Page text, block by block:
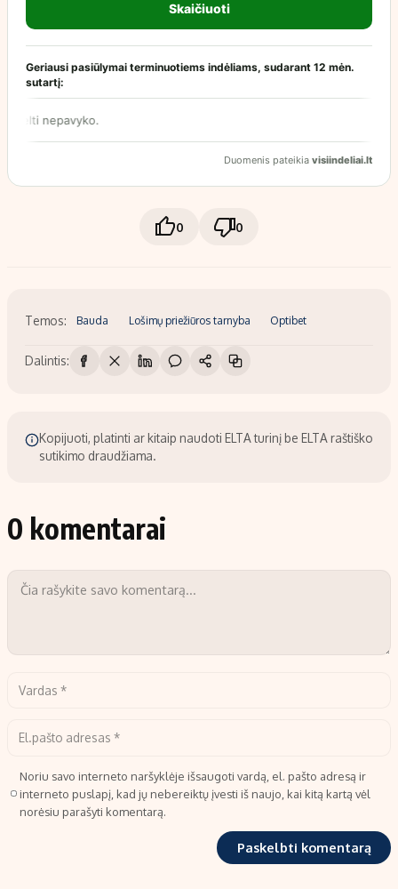
0 0
Temos: Bauda Lošimų priežiūros tarnyba Optibet
Dalintis:
Kopijuoti, platinti ar kitaip naudoti ELTA turinį be ELTA raštiško
sutikimo draudžiama.
0 komentarai
Noriu savo interneto naršyklėje išsaugoti vardą, el. pašto adresą ir
interneto puslapį, kad jų nebereiktų įvesti iš naujo, kai kitą kartą vėl
norėsiu parašyti komentarą.